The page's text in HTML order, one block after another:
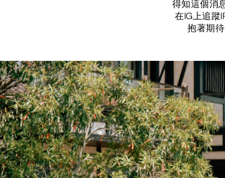
得知這個消
在IG上追蹤
抱著期